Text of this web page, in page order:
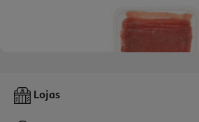
Porco Finissimo Lombo Para Enrolar Kg
Lojas